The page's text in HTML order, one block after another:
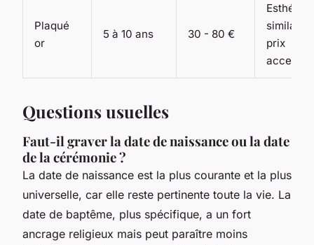
Plaqué
or
5 à 10 ans 30 - 80 €
similaire,
prix
Questions usuelles
Faut-il graver la date de naissance ou la date
de la cérémonie ?
La date de naissance est la plus courante et la plus
universelle, car elle reste pertinente toute la vie. La
date de baptême, plus spécifique, a un fort
ancrage religieux mais peut paraître moins